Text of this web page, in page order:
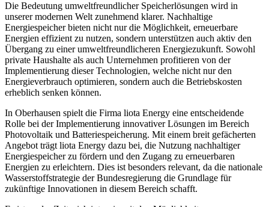
Die Bedeutung umweltfreundlicher Speicherlösungen wird in
unserer modernen Welt zunehmend klarer. Nachhaltige
Energiespeicher bieten nicht nur die Möglichkeit, erneuerbare
Energien effizient zu nutzen, sondern unterstützen auch aktiv den
Übergang zu einer umweltfreundlicheren Energiezukunft. Sowohl
private Haushalte als auch Unternehmen profitieren von der
Implementierung dieser Technologien, welche nicht nur den
Energieverbrauch optimieren, sondern auch die Betriebskosten
erheblich senken können.
In Oberhausen spielt die Firma liota Energy eine entscheidende
Rolle bei der Implementierung innovativer Lösungen im Bereich
Photovoltaik und Batteriespeicherung. Mit einem breit gefächerten
Angebot trägt liota Energy dazu bei, die Nutzung nachhaltiger
Energiespeicher zu fördern und den Zugang zu erneuerbaren
Energien zu erleichtern. Dies ist besonders relevant, da die nationale
Wasserstoffstrategie der Bundesregierung die Grundlage für
zukünftige Innovationen in diesem Bereich schafft.